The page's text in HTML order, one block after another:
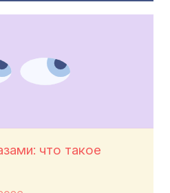
что такое